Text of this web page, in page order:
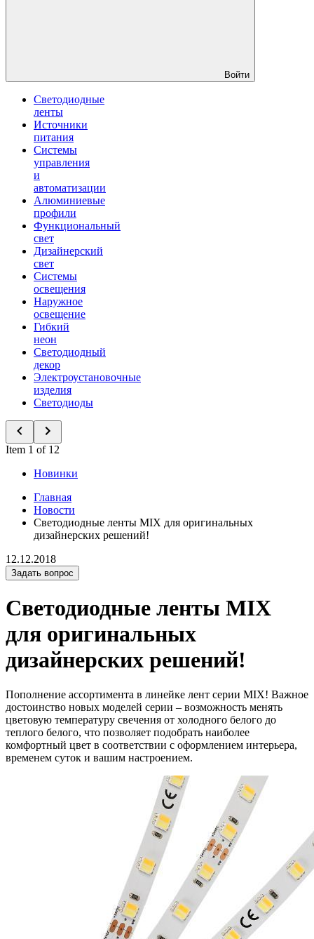
Войти
Светодиодные
ленты
Источники
питания
Системы
управления
и
автоматизации
Алюминиевые
профили
Функциональный
свет
Дизайнерский
свет
Системы
освещения
Наружное
освещение
Гибкий
неон
Светодиодный
декор
Электроустановочные
изделия
Светодиоды
Item 1 of 12
Новинки
Главная
Новости
Светодиодные ленты MIX для оригинальных
дизайнерских решений!
12.12.2018
Задать вопрос
Светодиодные ленты MIX
для оригинальных
дизайнерских решений!
Пополнение ассортимента в линейке лент серии MIX! Важное
достоинство новых моделей серии – возможность менять
цветовую температуру свечения от холодного белого до
теплого белого, что позволяет подобрать наиболее
комфортный цвет в соответствии с оформлением интерьера,
временем суток и вашим настроением.